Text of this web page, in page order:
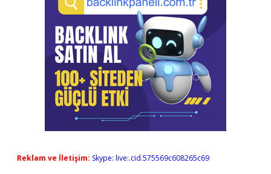
Reklam ve İletişim: Skype: live:.cid.575569c608265c69